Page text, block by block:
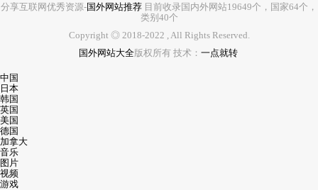
分享互联网优秀资源-国外网站推荐 目前收录国内外网站19649个，国家64个，
类别 40个
Copyright ◎ 2018-2022
, All Rights Reserved.
国外网站大全版权所有 技术： 一点就转
中国
日本
韩国
英国
美国
德国
加拿大
音乐
图片
视频
游戏